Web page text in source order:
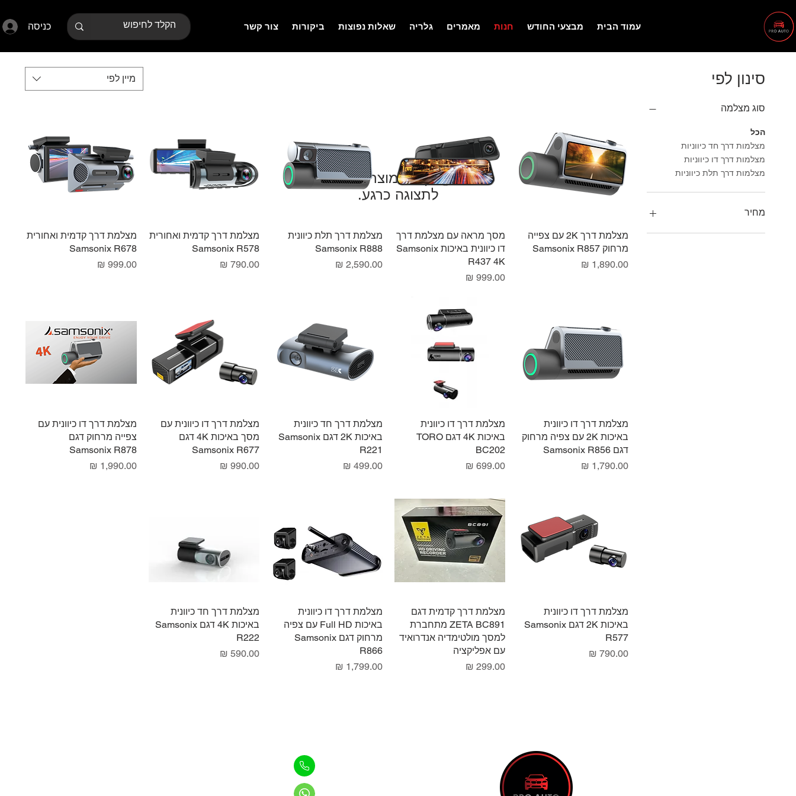
כניסה צור קשר ביקורות שאלות נפוצות גלריה מאמרים חנות מבצעי החודש עמוד הבית
אין פה מוצרים
לתצוגה כרגע.
סינון לפי
סוג מצלמה
הכל
מצלמות דרך חד כיווניות
מצלמות דרך דו כיווניות
מצלמות דרך תלת כיווניות
מחיר
מיין לפי
תצוגה מהירהמצלמת דרך 2K עם צפייה
מרחוק Samsonix R857
מחיר
תצוגה מהירה
מסך מראה עם מצלמת דרך
דו כיוונית באיכות Samsonix
R437 4K
מחיר
תצוגה מהירה
מצלמת דרך תלת כיוונית
Samsonix R888
מחיר‏2,590.00 ‏₪
תצוגה מהירה
מצלמת דרך קדמית ואחורית
Samsonix R578
מחיר
תצוגה מהירה
מצלמת דרך קדמית ואחורית
Samsonix R678
מחיר‏999.00 ‏₪
תצוגה מהירה
מצלמת דרך דו כיוונית
באיכות 2K עם צפיה מרחוק
דגם Samsonix R856
מחיר
תצוגה מהירה
מצלמת דרך דו כיוונית
באיכות 4K דגם TORO
BC202
מחיר
תצוגה מהירה
מצלמת דרך חד כיוונית
באיכות 2K דגם Samsonix
R221
מחיר‏499.00 ‏₪
תצוגה מהירה
מצלמת דרך דו כיוונית עם
מסך באיכות 4K דגם
Samsonix R677
מחיר
תצוגה מהירה
מצלמת דרך דו כיוונית עם
צפייה מרחוק דגם
Samsonix R878
מחיר‏1,990.00 ‏₪
תצוגה מהירה
מצלמת דרך דו כיוונית
באיכות 2K דגם Samsonix
R577
מחיר
תצוגה מהירה
מצלמת דרך קדמית דגם
ZETA BC891 מתחברת
למסך מולטימדיה אנדרואיד
עם אפליקציה
מחיר
תצוגה מהירה
מצלמת דרך דו כיוונית
באיכות Full HD עם צפיה
מרחוק דגם Samsonix
R866
מחיר‏1,799.00 ‏₪
תצוגה מהירה
מצלמת דרך חד כיוונית
באיכות 4K דגם Samsonix
R222
מחיר